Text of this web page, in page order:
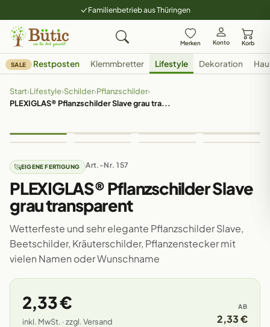
Familienbetrieb aus Thüringen
Merken Konto Korb
SALE Restposten Klemmbretter Lifestyle Dekoration
Start›Lifestyle›Schilder›Pflanzschilder›
PLEXIGLAS® Pflanzschilder Slave grau tra...
EIGENE FERTIGUNG Art.-Nr. 157
PLEXIGLAS® Pflanzschilder Slave
grau transparent
Wetterfeste und sehr elegante Pflanzschilder Slave,
Beetschilder, Kräuterschilder, Pflanzenstecker mit
vielen Namen oder Wunschname
2,33 €
inkl. MwSt. · zzgl. Versand
AB
2,33 €